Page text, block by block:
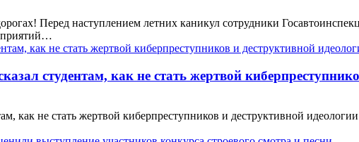
Перед наступлением летних каникул сотрудники
студентам, как не стать жертвой
как не стать жертвой киберпреступников и деструктивной